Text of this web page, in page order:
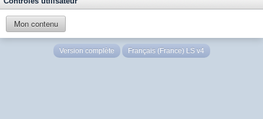
Mon contenu
Version complète Français (France) LS v4